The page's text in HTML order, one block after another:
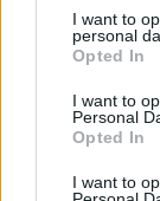
not limited to
grant or deny
use your data
consent section.
I want to
personal
Opted In
I want to
Personal
Opted In
I want to